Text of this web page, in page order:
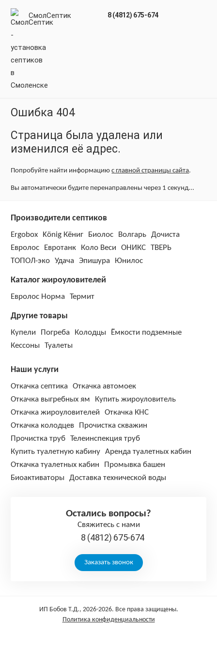
СмолСептик 8 (4812) 675-674
Ошибка 404
Страница была удалена или
изменился её адрес.
Попробуйте найти информациюс главной страницы сайта.
Вы автоматически будите перенаправлены через 1 секунд...
Производители септиков
Ergobox König Кёниг Биолос Волгарь
Дочиста
Евролос
Евротанк Коло Веси ОНИКС
ТВЕРЬ
ТОПОЛ-эко
Удача Эпишура Юнилос
Каталог жироуловителей
Евролос Норма Термит
Другие товары
Купели Погреба Колодцы
Ёмкости подземные
Кессоны
Туалеты
Наши услуги
Откачка септика
Откачка автомоек
Откачка выгребных ям
Купить жироуловитель
Откачка жироуловителей
Откачка КНС
Откачка колодцев
Прочистка скважин
Прочистка труб
Телеинспекция труб
Купить туалетную кабину
Аренда туалетных кабин
Откачка туалетных кабин
Промывка башен
Биоактиваторы
Доставка технической воды
Остались вопросы?
Свяжитесь с нами
8 (4812) 675-674
Заказать звонок
ИП Бобов Т.Д., 2026-2026. Все права защищены.
Политика конфиденциальности